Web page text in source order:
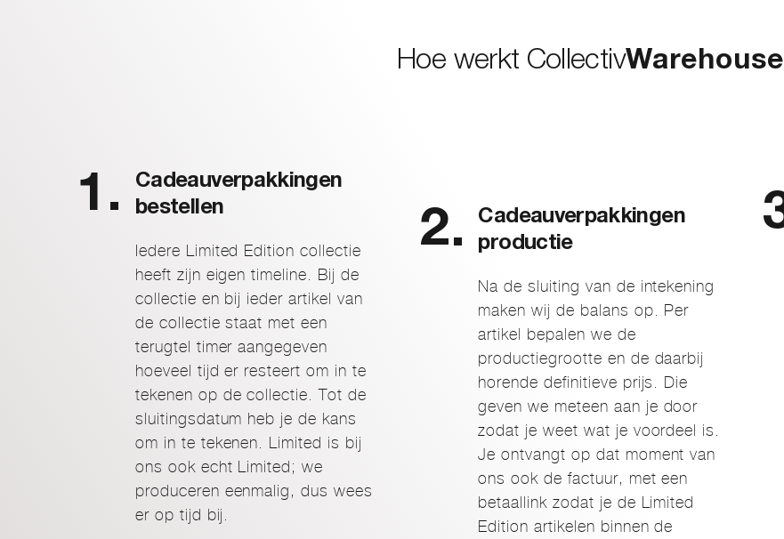
Hoe werkt CollectivWarehouse
Cadeauverpakkingen
bestellen
Iedere Limited Edition collectie
heeft zijn eigen timeline. Bij de
collectie en bij ieder artikel van
de collectie staat met een
terugtel timer aangegeven
hoeveel tijd er resteert om in te
tekenen op de collectie. Tot de
sluitingsdatum heb je de kans
om in te tekenen. Limited is bij
ons ook echt Limited; we
produceren eenmalig, dus wees
er op tijd bij.
Cadeauverpakkingen
productie
Na de sluiting van de intekening
maken wij de balans op. Per
artikel bepalen we de
productiegrootte en de daarbij
horende definitieve prijs. Die
geven we meteen aan je door
zodat je weet wat je voordeel is.
Je ontvangt op dat moment van
ons ook de factuur, met een
betaallink zodat je de Limited
Edition artikelen binnen de